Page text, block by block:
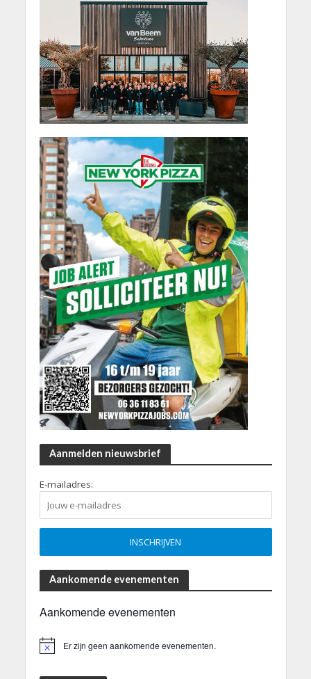
Aanmelden nieuwsbrief
E-mailadres:
Aankomende evenementen
Aankomende evenementen
Er zijn geen aankomende evenementen.